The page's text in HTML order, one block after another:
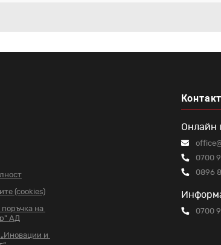
(cookies)
поръчка на
АД
и
Онлайн
0700
0896
0700